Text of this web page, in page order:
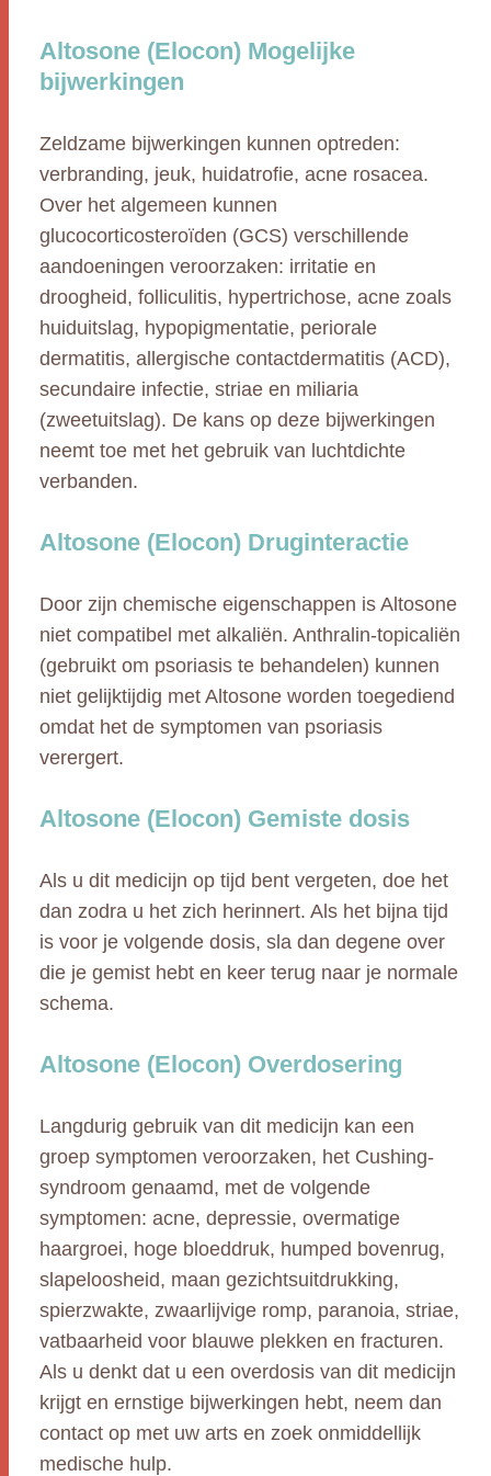
Altosone (Elocon) Mogelijke
bijwerkingen
Zeldzame bijwerkingen kunnen optreden:
verbranding, jeuk, huidatrofie, acne rosacea.
Over het algemeen kunnen
glucocorticosteroïden (GCS) verschillende
aandoeningen veroorzaken: irritatie en
droogheid, folliculitis, hypertrichose, acne zoals
huiduitslag, hypopigmentatie, periorale
dermatitis, allergische contactdermatitis (ACD),
secundaire infectie, striae en miliaria
(zweetuitslag). De kans op deze bijwerkingen
neemt toe met het gebruik van luchtdichte
verbanden.
Altosone (Elocon) Druginteractie
Door zijn chemische eigenschappen is Altosone
niet compatibel met alkaliën. Anthralin-topicaliën
(gebruikt om psoriasis te behandelen) kunnen
niet gelijktijdig met Altosone worden toegediend
omdat het de symptomen van psoriasis
verergert.
Altosone (Elocon) Gemiste dosis
Als u dit medicijn op tijd bent vergeten, doe het
dan zodra u het zich herinnert. Als het bijna tijd
is voor je volgende dosis, sla dan degene over
die je gemist hebt en keer terug naar je normale
schema.
Altosone (Elocon) Overdosering
Langdurig gebruik van dit medicijn kan een
groep symptomen veroorzaken, het Cushing-
syndroom genaamd, met de volgende
symptomen: acne, depressie, overmatige
haargroei, hoge bloeddruk, humped bovenrug,
slapeloosheid, maan gezichtsuitdrukking,
spierzwakte, zwaarlijvige romp, paranoia, striae,
vatbaarheid voor blauwe plekken en fracturen.
Als u denkt dat u een overdosis van dit medicijn
krijgt en ernstige bijwerkingen hebt, neem dan
contact op met uw arts en zoek onmiddellijk
medische hulp.